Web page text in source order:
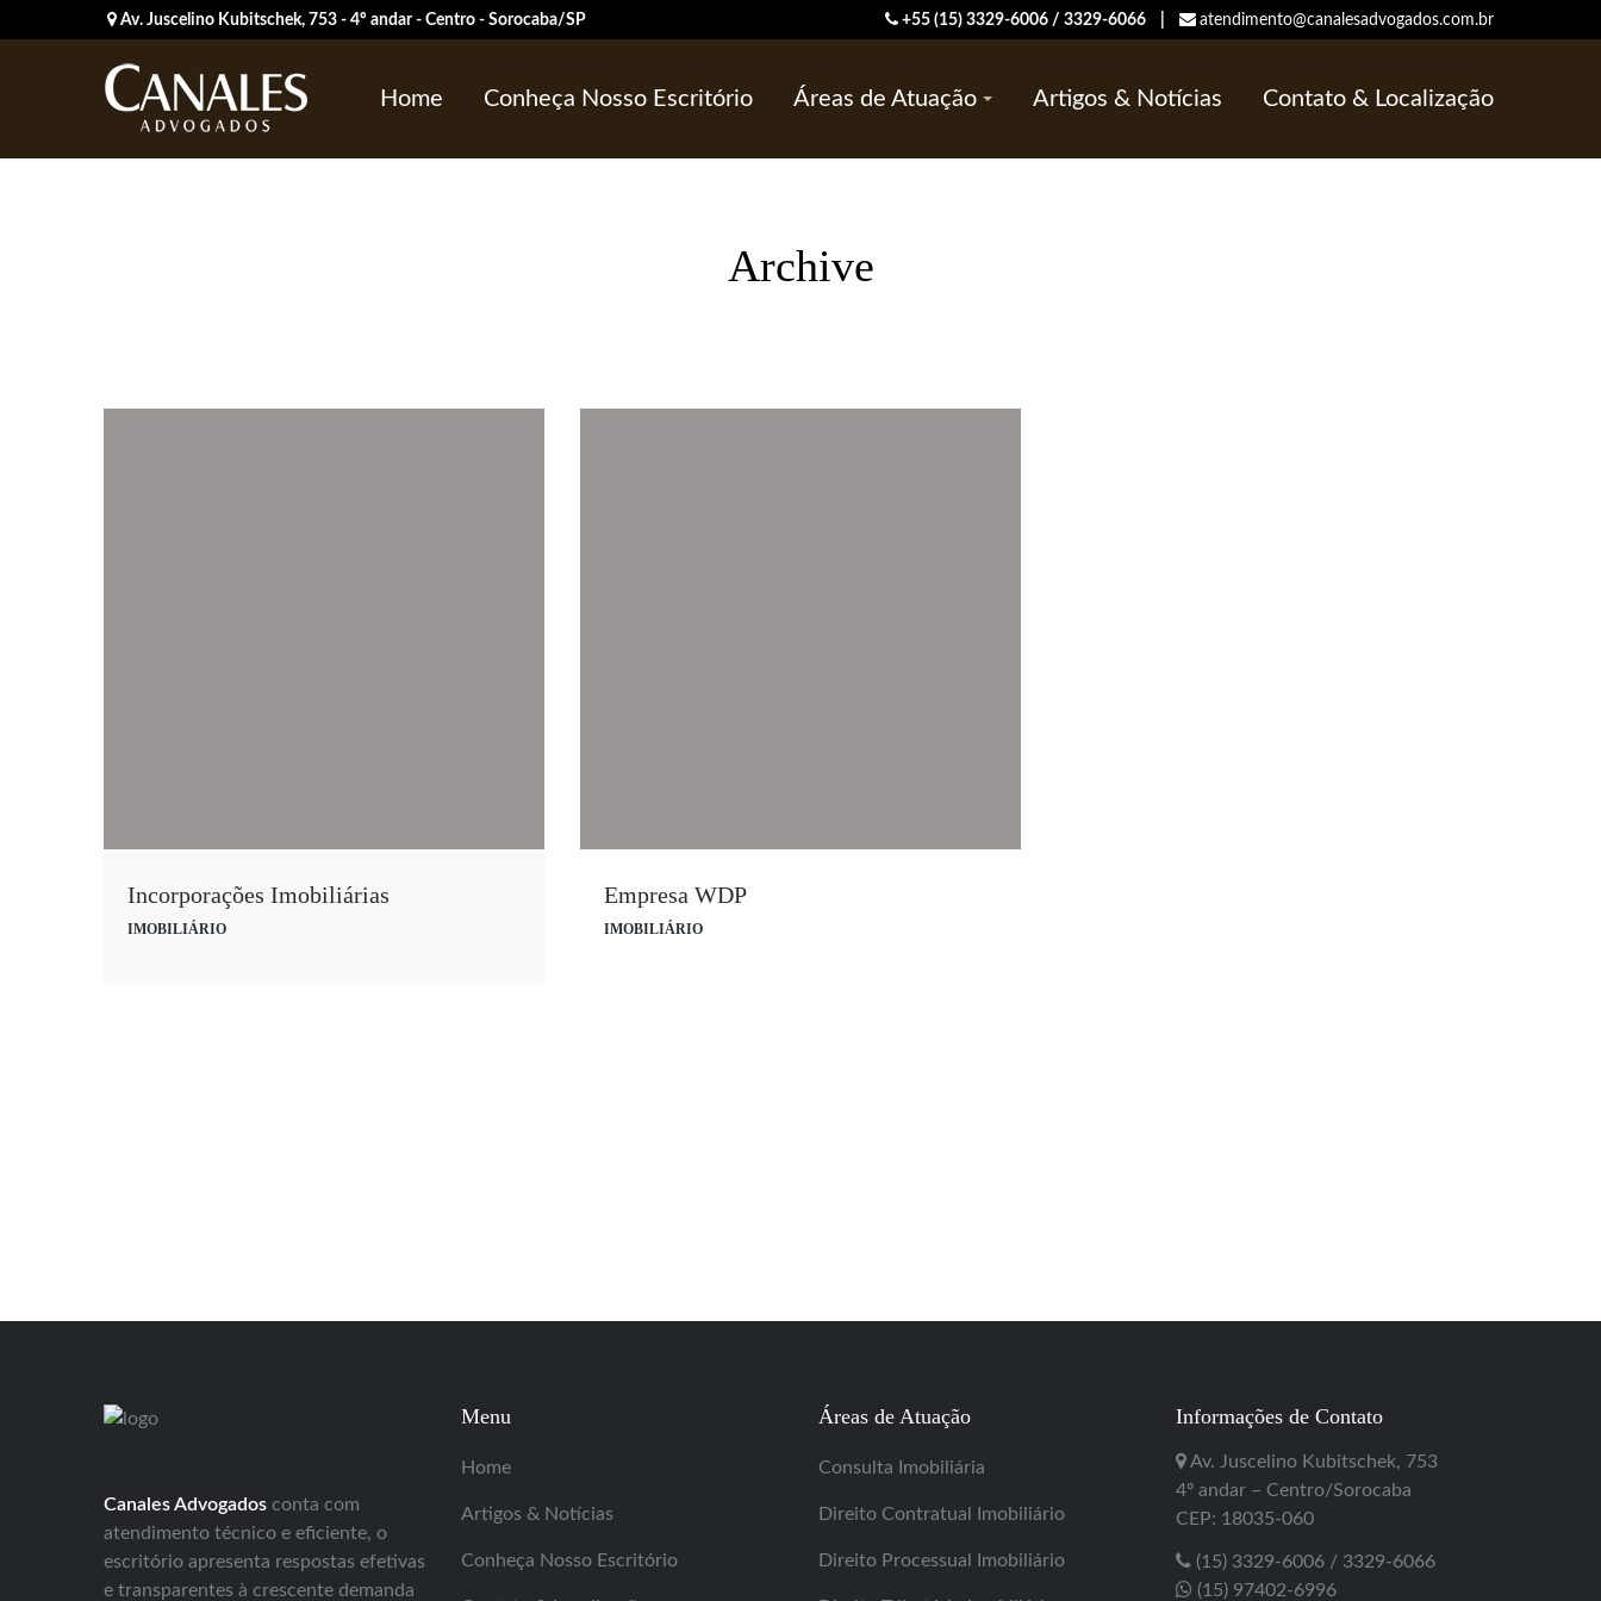
Av. Juscelino Kubitschek, 753 - 4º andar - Centro - Sorocaba/SP +55 (15) 3329-6006 / 3329-6066 | atendimento@canalesadvogados.com.br
Home Conheça Nosso Escritório Áreas de Atuação Artigos & Notícias Contato & Localização
Archive
Incorporações Imobiliárias
IMOBILIÁRIO
Empresa WDP
IMOBILIÁRIO
Canales Advogados conta com
atendimento técnico e eficiente, o
escritório apresenta respostas efetivas
e transparentes à crescente demanda
Menu
Home
Artigos & Notícias
Conheça Nosso Escritório
Áreas de Atuação
Consulta Imobiliária
Direito Contratual Imobiliário
Direito Processual Imobiliário
Informações de Contato
Av. Juscelino Kubitschek, 753
4º andar – Centro/Sorocaba
CEP: 18035-060
(15) 3329-6006 / 3329-6066
(15) 97402-6996